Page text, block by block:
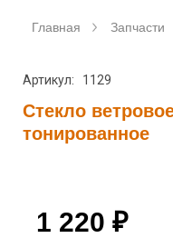
Главная Запчасти
Артикул: 1129
Стекло
тонированное
1 220 ₽